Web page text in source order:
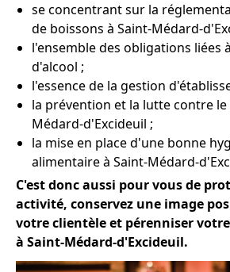
se concentrant sur la
de boissons à Saint-Médard-
l'ensemble des obligations liées
d'alcool ;
l'essence de la gestion
la prévention et la lutte contre
Médard-d'Excideuil ;
la mise en place d'une bonne
alimentaire à Saint-Médard-
C'est donc aussi pour vous de
activité, conservez une image
votre clientèle et pérenniser
à Saint-Médard-d'Excideuil.